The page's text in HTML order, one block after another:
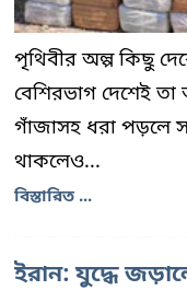
পৃথিবীর অল্প কিছু
বেশিরভাগ দেশেই
গাঁজাসহ ধরা পড়লে
থাকলেও...
বিস্তারিত ...
ইরান: যুদ্ধে